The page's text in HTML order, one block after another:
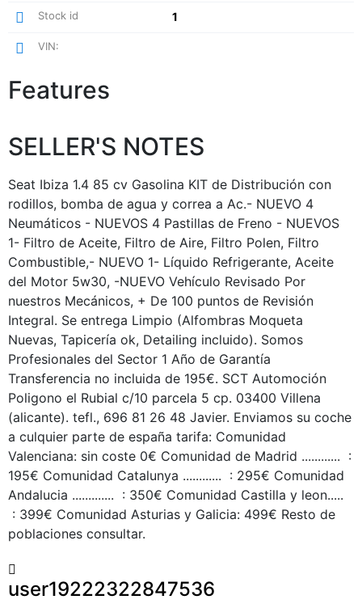
Stock id 1
VIN:
Features
SELLER'S NOTES
Seat Ibiza 1.4 85 cv Gasolina KIT de Distribución con
rodillos, bomba de agua y correa a Ac.- NUEVO 4
Neumáticos - NUEVOS 4 Pastillas de Freno - NUEVOS
1- Filtro de Aceite, Filtro de Aire, Filtro Polen, Filtro
Combustible,- NUEVO 1- Líquido Refrigerante, Aceite
del Motor 5w30, -NUEVO Vehículo Revisado Por
nuestros Mecánicos, + De 100 puntos de Revisión
Integral. Se entrega Limpio (Alfombras Moqueta
Nuevas, Tapicería ok, Detailing incluido). Somos
Profesionales del Sector 1 Año de Garantía
Transferencia no incluida de 195€. SCT Automoción
Poligono el Rubial c/10 parcela 5 cp. 03400 Villena
(alicante). tefl., 696 81 26 48 Javier. Enviamos su coche
a culquier parte de españa tarifa: Comunidad
Valenciana: sin coste 0€ Comunidad de Madrid ............ :
195€ Comunidad Catalunya ............ : 295€ Comunidad
Andalucia ............. : 350€ Comunidad Castilla y leon.....
: 399€ Comunidad Asturias y Galicia: 499€ Resto de
poblaciones consultar.
user19222322847536